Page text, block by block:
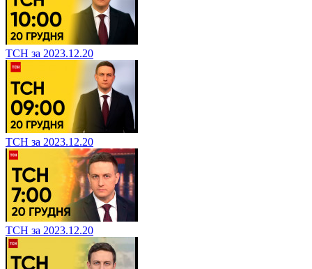
ТСН за 2023.12.20
ТСН за 2023.12.20
ТСН за 2023.12.20